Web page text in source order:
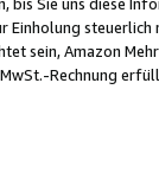
Einholung
sein, Amazon
Rechnung